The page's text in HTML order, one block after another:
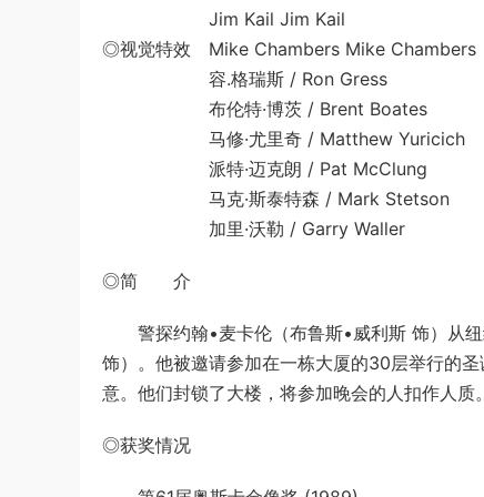
Jim Kail Jim Kail
◎视觉特效 Mike Chambers Mike Chambers
容.格瑞斯 / Ron Gress
布伦特·博茨 / Brent Boates
马修·尤里奇 / Matthew Yuricich
派特·迈克朗 / Pat McClung
马克·斯泰特森 / Mark Stetson
加里·沃勒 / Garry Waller
◎简 介
警探约翰•麦卡伦（布鲁斯•威利斯 饰）从纽
饰）。他被邀请参加在一栋大厦的30层举行的
意。他们封锁了大楼，将参加晚会的人扣作人
◎获奖情况